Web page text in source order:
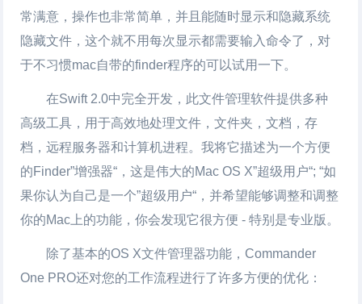
常满意，操作也非常简单，并且能随时显示和隐藏系统
隐藏文件，这个就不用每次显示都需要输入命令了，对
于不习惯mac自带的finder程序的可以试用一下。
在Swift 2.0中完全开发，此文件管理软件提供多种
高级工具，用于高效地处理文件，文件夹，文档，存
档，远程服务器和计算机进程。我将它描述为一个方便
的Finder”增强器“，这是伟大的Mac OS X”超级用户“; “如
果你认为自己是一个”超级用户“，并希望能够调整和调整
你的Mac上的功能，你会发现它很方便 - 特别是专业版。
除了基本的OS X文件管理器功能，Commander
One PRO还对您的工作流程进行了许多方便的优化：